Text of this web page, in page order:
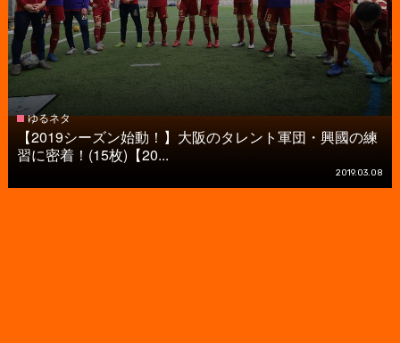
ゆるネタ
【2019シーズン始動！】大阪のタレント軍団・興國の練
習に密着！(15枚)【20...
2019.03.08